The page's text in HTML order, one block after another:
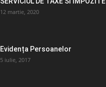
12 martie, 2020
Evidența Persoanelor
5 iulie, 2017